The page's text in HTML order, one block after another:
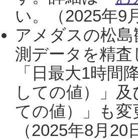
い。（2025年9
アメダスの松
測データを精
「日最大1時間
しての値）」
ての値）」も
（2025年8月20